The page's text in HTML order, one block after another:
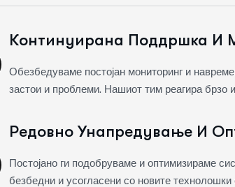
Континуирана Поддршка И
Обезбедуваме постојан мониторинг и
застои и проблеми. Нашиот тим реагира брзо
Редовно Унапредување И
Постојано ги подобруваме и оптимизираме
безбедни и усогласени со новите